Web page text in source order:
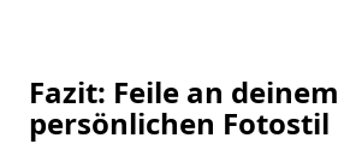
Fazit: Feile an deinem
persönlichen Fotostil